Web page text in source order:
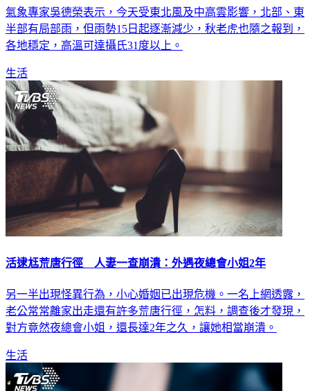
氣象專家吳德榮表示，今天受東北風及中高雲影響，北部、東
半部有局部雨，但雨勢15日起逐漸減少，秋老虎也隨之報到，
各地穩定，高溫可達攝氏31度以上。
生活
活逮尪荒唐行徑 人妻一查崩潰：外遇夜總會小姐2年
另一半出現怪異行為，小心婚姻已出現危機。一名上網透露，
老公常常離家出走還有許多荒唐行徑，怎料，調查後才發現，
對方竟然夜總會小姐，還長達2年之久，讓她相當崩潰。
生活